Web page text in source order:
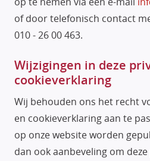
of door telefonisch contact
010 - 26 00 463.
Wijzigingen in deze
cookieverklaring
Wij behouden ons het recht
en cookieverklaring aan te
op onze website worden
dan ook aanbeveling om